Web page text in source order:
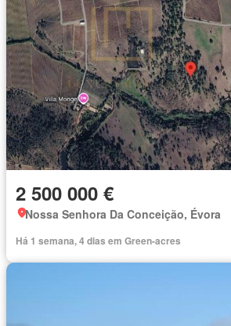
2 500 000 €
Nossa Senhora Da Conceição, Évora
Há 1 semana, 4 dias em Green-acres